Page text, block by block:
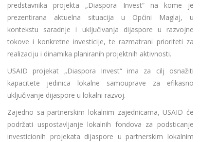
predstavnika projekta „Diaspora Invest“ na kome je
prezentirana aktuelna situacija u Općini Maglaj, u
kontekstu saradnje i uključivanja dijaspore u razvojne
tokove i konkretne investicije, te razmatrani prioriteti za
realizaciju i dinamika planiranih projektnih aktivnosti.
USAID projekat „Diaspora Invest“ ima za cilj osnažiti
kapacitete jedinica lokalne samouprave za efikasno
uključivanje dijaspore u lokalni razvoj.
Zajedno sa partnerskim lokalnim zajednicama, USAID će
podržati uspostavljanje lokalnih fondova za podsticanje
investicionih projekata dijaspore u partnerskim lokalnim